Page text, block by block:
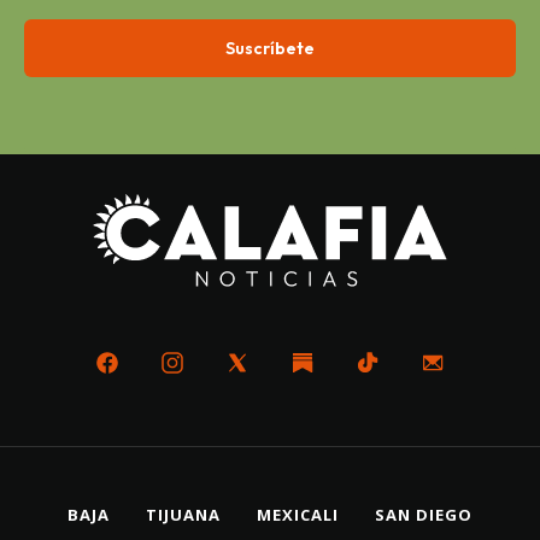
BAJA TIJUANA MEXICALI SAN DIEGO